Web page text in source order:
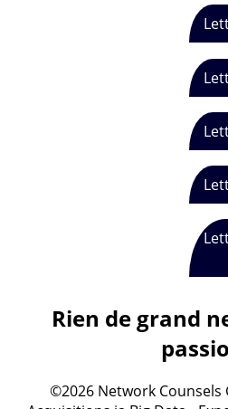
Rien de grand
©2026 Network Counsels